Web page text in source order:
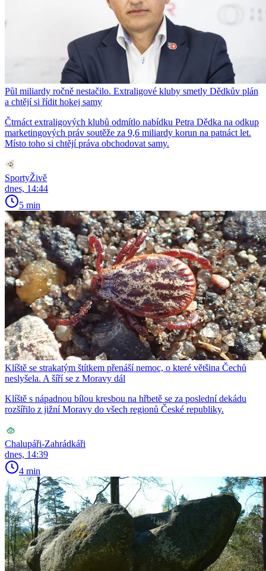
Půl miliardy ročně nestačilo. Extraligové kluby smetly Dědkův plán
a chtějí si řídit hokej samy
Čtrnáct extraligových klubů odmítlo nabídku Petra Dědka na odkup
marketingových práv soutěže za 9,6 miliardy korun na patnáct let.
Místo toho si chtějí práva obchodovat samy.
SportyŽivě
dnes, 14:44
5 min
Klíště se strakatým štítkem přenáší nemoc, o které většina Čechů
neslyšela. A šíří se z Moravy dál
Klíště s nápadnou bílou kresbou na hřbetě se za poslední dekádu
rozšířilo z jižní Moravy do všech regionů České republiky.
Chalupáři-Zahrádkáři
dnes, 14:39
4 min